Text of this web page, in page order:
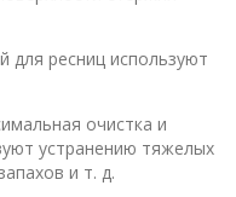
для ресниц используют
очистка и
устранению тяжелых
и т. д.